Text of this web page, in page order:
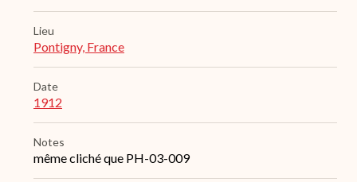
Lieu
Pontigny, France
Date
1912
Notes
même cliché que PH-03-009